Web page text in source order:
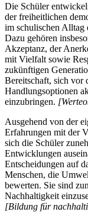
Die Schüler
der freiheitlichen
im schulischen Alltag
Dazu gehören
Akzeptanz, der
mit Vielfalt sowie
zukünftigen
Bereitschaft, sich vor
Handlungsoptionen
einzubringen.
Ausgehend von der
Erfahrungen mit der
sich die Schüler
Entwicklungen
Entscheidungen auf
Menschen, die
bewerten. Sie sind
Nachhaltigkeit
[Bildung für